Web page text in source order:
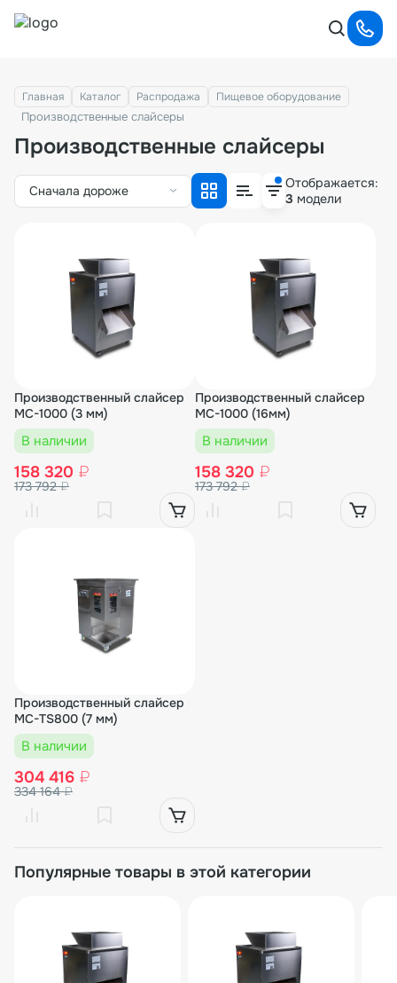
Главная Каталог Распродажа Пищевое оборудование
Производственные слайсеры
Производственные слайсеры
Сначала дороже
Отображается:
3 модели
Производственный слайсер
MC-1000 (3 мм)
В наличии
158 320 ₽
173 792₽
Производственный слайсер
MC-1000 (16мм)
В наличии
158 320 ₽
173 792₽
Производственный слайсер
MC-TS800 (7 мм)
В наличии
304 416 ₽
334 164₽
Популярные товары в этой категории